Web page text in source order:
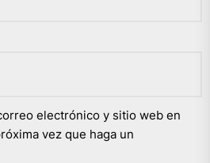
electrónico y sitio web en
vez que haga un